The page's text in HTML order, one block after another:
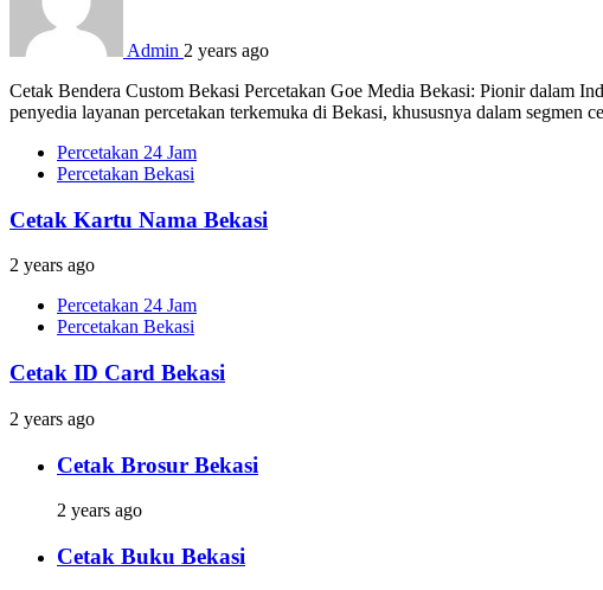
Admin 2 years ago
Cetak Bendera Custom Bekasi Percetakan Goe Media Bekasi: Pionir dalam
penyedia layanan percetakan terkemuka di Bekasi, khususnya dalam
Percetakan 24 Jam
Percetakan Bekasi
Cetak Kartu Nama Bekasi
2 years ago
Percetakan 24 Jam
Percetakan Bekasi
Cetak ID Card Bekasi
2 years ago
Cetak Brosur Bekasi
2 years ago
Cetak Buku Bekasi